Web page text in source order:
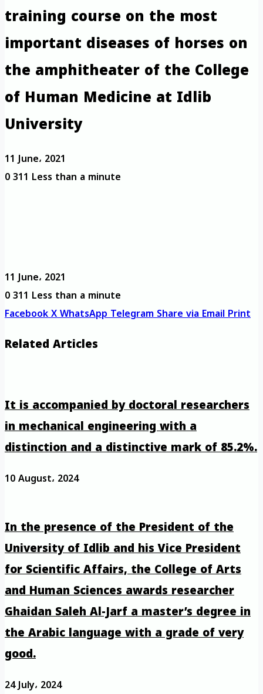
training course on the most
important diseases of horses on
the amphitheater of the College
of Human Medicine at Idlib
University
11 June، 2021
0311 Less than a minute
11 June، 2021
0311 Less than a minute
FacebookXWhatsAppTelegramShare via EmailPrint
Related Articles
It is accompanied by doctoral researchers
in mechanical engineering with a
distinction and a distinctive mark of 85.2%.
10 August، 2024
In the presence of the President of the
University of Idlib and his Vice President
for Scientific Affairs, the College of Arts
and Human Sciences awards researcher
Ghaidan Saleh Al-Jarf a master’s degree in
the Arabic language with a grade of very
good.
24 July، 2024